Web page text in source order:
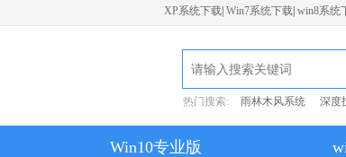
XP系统下载 Win7系统下载 win8系统
热门搜索: 雨林木风系统 深度
Win10专业版